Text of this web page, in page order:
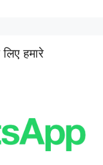
हमारे